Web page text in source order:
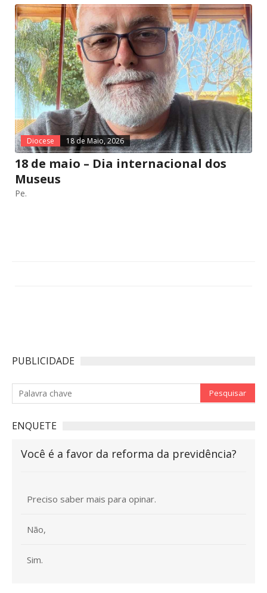
Diocese 18 de Maio, 2026
18 de maio – Dia internacional dos
Museus
Pe.
PUBLICIDADE
ENQUETE
Você é a favor da reforma da previdência?
Preciso saber mais para opinar.
Não,
Sim.